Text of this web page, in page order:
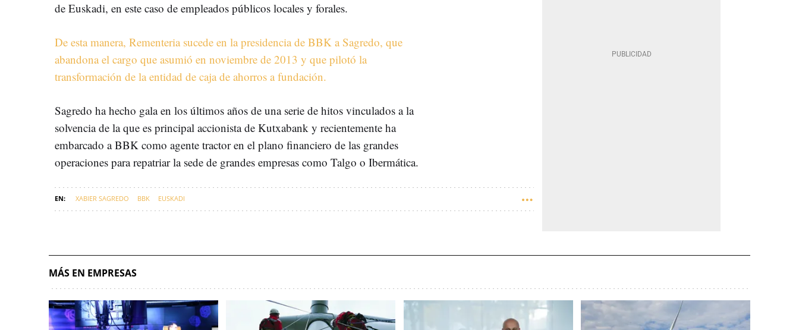
de Euskadi, en este caso de empleados públicos locales y forales.
De esta manera, Rementeria sucede en la presidencia de BBK a Sagredo, que
abandona el cargo que asumió en noviembre de 2013 y que pilotó la
transformación de la entidad de caja de ahorros a fundación.
Sagredo ha hecho gala en los últimos años de una serie de hitos vinculados a la
solvencia de la que es principal accionista de Kutxabank y recientemente ha
embarcado a BBK como agente tractor en el plano financiero de las grandes
operaciones para repatriar la sede de grandes empresas como Talgo o Ibermática.
XABIER SAGREDO BBK EUSKADI
MÁS EN EMPRESAS